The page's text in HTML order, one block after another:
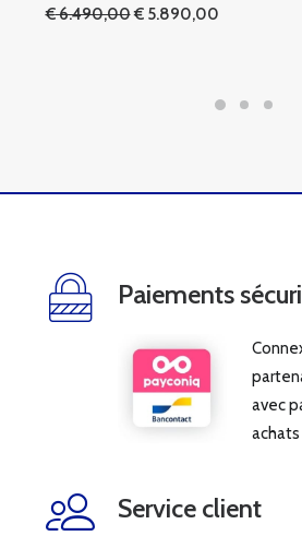
€6.490,00Le
€5.890,00Le
Paiements
avec
Service client